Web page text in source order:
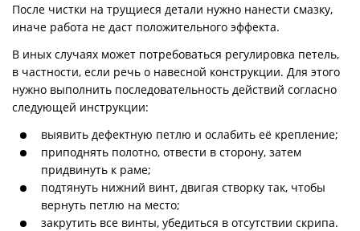
После чистки на трущиеся детали нужно нанести смазку,
иначе работа не даст положительного эффекта.
В иных случаях может потребоваться регулировка петель,
в частности, если речь о навесной конструкции. Для этого
нужно выполнить последовательность действий согласно
следующей инструкции:
выявить дефектную петлю и ослабить её крепление;
приподнять полотно, отвести в сторону, затем
придвинуть к раме;
подтянуть нижний винт, двигая створку так, чтобы
вернуть петлю на место;
закрутить все винты, убедиться в отсутствии скрипа.